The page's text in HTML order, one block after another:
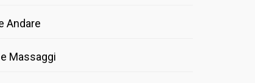
Andare
Massaggi